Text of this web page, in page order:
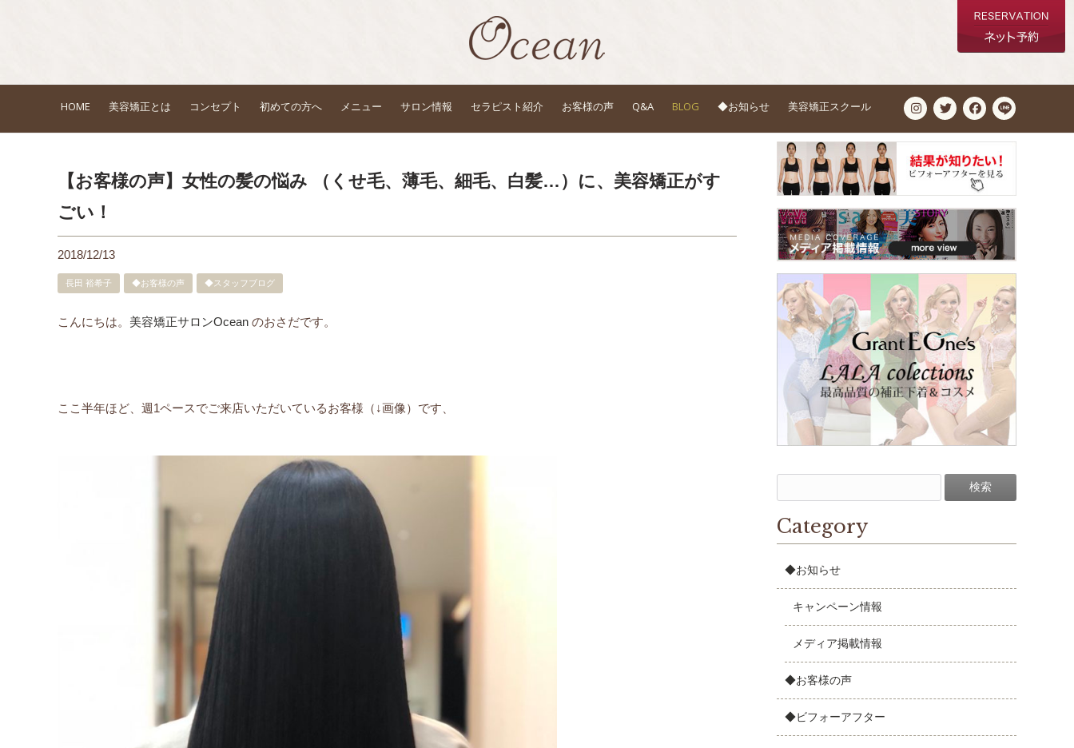
HOME 美容矯正とは コンセプト 初めての方へ メニュー サロン情報 セラピスト紹介 お客様の声 Q&A BLOG ◆お知らせ 美容矯正スクール
【お客様の声】女性の髪の悩み （くせ毛、薄毛、細毛、白髪…）に、美容矯正がす
ごい！
2018/12/13
長田 裕希子 ◆お客様の声 ◆スタッフブログ
こんにちは。 美容矯正サロンOcean のおさだです。
ここ半年ほど、週1ペースでご来店いただいているお客様（↓画像）です、
Category
◆お知らせ
キャンペーン情報
メディア掲載情報
◆お客様の声
◆ビフォーアフター